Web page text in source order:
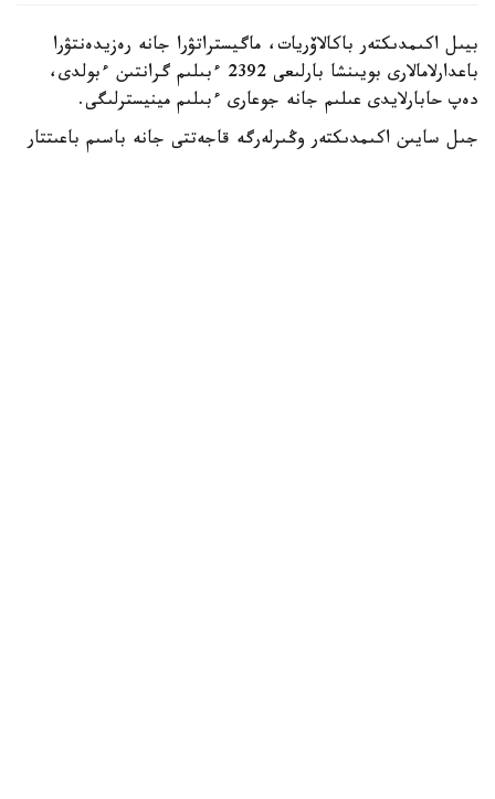
بيىل اكىمدىكتەر باكالاۆريات، ماگيستراتۋرا جانە رەزيدەنتۋرا
باعدارلامالارى بويىنشا بارلىعى 2392 ءبىلىم گرانتىن ءبولدى،
دەپ حابارلايدى عىلىم جانە جوعارى ءبىلىم مينيسترلىگى.
جىل سايىن اكىمدىكتەر وڭىرلەرگە قاجەتتى جانە باسىم باعىتتار